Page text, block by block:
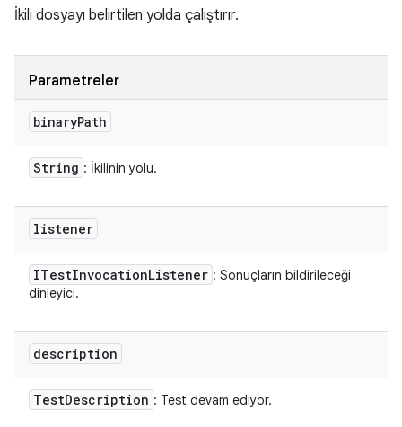
İkili dosyayı belirtilen yolda çalıştırır.
Parametreler
binaryPath
String : İkilinin yolu.
listener
ITestInvocationListener : Sonuçların bildirileceği
dinleyici.
description
TestDescription : Test devam ediyor.